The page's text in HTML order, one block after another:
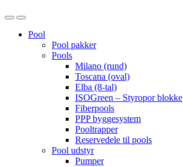
OpenClose
Pool
Pool pakker
Pools
Milano (rund)
Toscana (oval)
Elba (8-tal)
ISOGreen – Styropor blokke
Fiberpools
PPP byggesystem
Pooltrapper
Reservedele til pools
Pool udstyr
Pumper